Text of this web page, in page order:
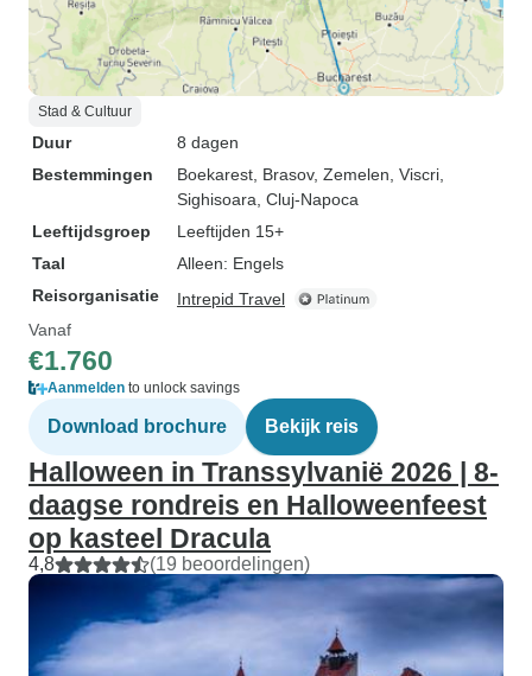
Stad & Cultuur
Duur
8 dagen
Bestemmingen
Boekarest , Brasov, Zemelen , Viscri
Sighisoara , Cluj-Napoca
Leeftijdsgroep
Leeftijden 15+
Taal
Alleen: Engels
Reisorganisatie
Intrepid Travel
Vanaf
€1.760
Aanmelden to unlock savings
Download brochure Bekijk reis
Halloween in Transsylvanië 2026 | 8-
daagse rondreis en Halloweenfeest
op kasteel Dracula
4,8 (19 beoordelingen)